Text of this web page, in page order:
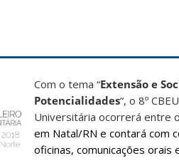
Com o tema “Extensão e
Potencialidades“, o 8º
Universitária ocorrerá entre
em Natal/RN e contará com
oficinas, comunicações